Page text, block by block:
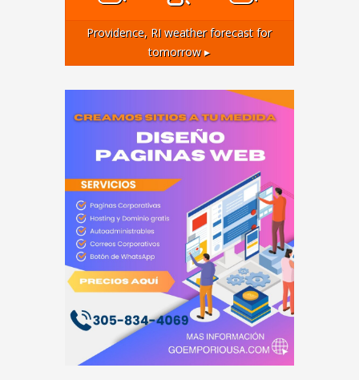
Providence, RI weather forecast for
tomorrow ▸